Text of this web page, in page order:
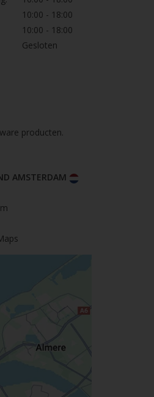
10:00 - 18:00
10:00 - 18:00
Gesloten
producten.
AMSTERDAM